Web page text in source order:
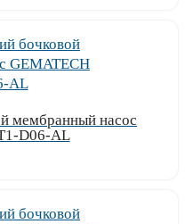
мембранный насос
D06-AL